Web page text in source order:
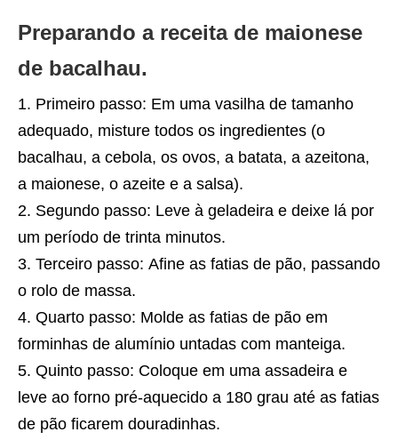
Preparando a receita de maionese
de bacalhau.
Primeiro passo: Em uma vasilha de tamanho
adequado, misture todos os ingredientes (o
bacalhau, a cebola, os ovos, a batata, a azeitona,
a maionese, o azeite e a salsa).
Segundo passo: Leve à geladeira e deixe lá por
um período de trinta minutos.
Terceiro passo: Afine as fatias de pão, passando
o rolo de massa.
Quarto passo: Molde as fatias de pão em
forminhas de alumínio untadas com manteiga.
Quinto passo: Coloque em uma assadeira e
leve ao forno pré-aquecido a 180 grau até as fatias
de pão ficarem douradinhas.